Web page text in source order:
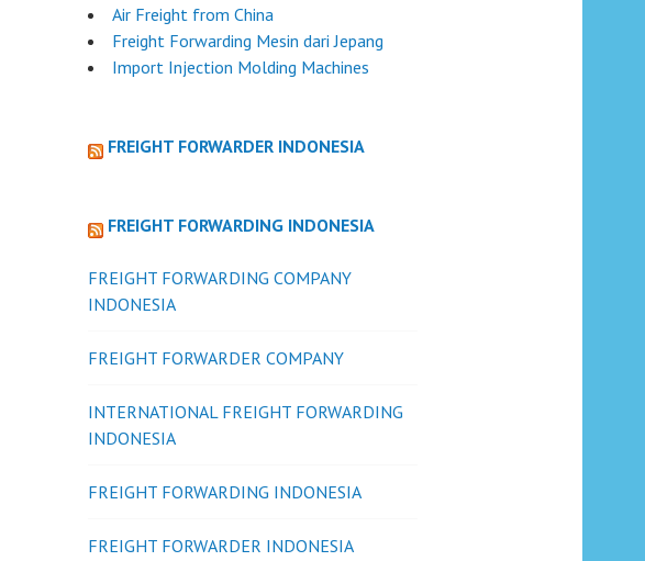
Air Freight from China
Freight Forwarding Mesin dari Jepang
Import Injection Molding Machines
FREIGHT FORWARDER INDONESIA
FREIGHT FORWARDING INDONESIA
FREIGHT FORWARDING COMPANY
INDONESIA
FREIGHT FORWARDER COMPANY
INTERNATIONAL FREIGHT FORWARDING
INDONESIA
FREIGHT FORWARDING INDONESIA
FREIGHT FORWARDER INDONESIA